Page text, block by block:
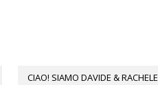
CIAO! SIAMO DAVIDE & RACHELE